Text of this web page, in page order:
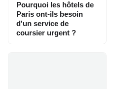
Pourquoi les hôtels de
Paris ont-ils besoin
d'un service de
coursier urgent ?